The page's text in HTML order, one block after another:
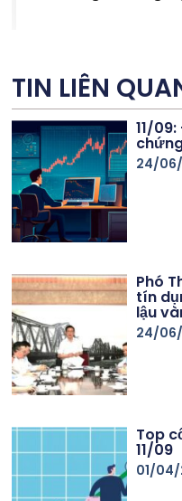
TIN LIÊN
11/
24/
Phó
tín
lậu
24/
Top
11/09
01/